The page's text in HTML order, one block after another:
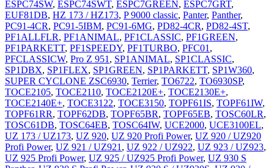
ESPC74SW, ESPC74SWT, ESPC7GREEN, ESPC7GRT,
EUF81DB, HZ 173 / HZ173, P 9000 classic, Panter, Panther,
PC91-4CR, PC91-5IBM, PC91-6MG, PD82-4CR, PD82-4ST,
PF1ALLFLR, PF1ANIMAL, PF1CLASSIC, PF1GREEN,
PF1PARKETT, PF1SPEEDY, PF1TURBO, PFC01 ,
PFCLASSICW, Pro Z 951 , SP1ANIMAL, SP1CLASSIC,
SP1DBX, SP1FLEX, SP1GREEN, SP1PARKETT, SP1W360,
SUPER CYCLONE ZSC6930, Terrier, TO6722, TO6930SP,
TOCE2105, TOCE2110, TOCE2120E+, TOCE2130E+,
TOCE2140E+, TOCE3122, TOCE3150, TOPF61IS, TOPF61IW,
TOPF61RR, TOPF62DB, TOPF65BR, TOPF65EB, TOSC60LR,
TOSC61DB, TOSC64EB, TOSC64IW, UCE2000, UCE3100EL,
UZ 173 / UZ173, UZ 920, UZ 920 Profi Power, UZ 920 / UZ920
Profi Power, UZ 921 / UZ921 , UZ 922 / UZ922, UZ 923 / UZ923,
UZ 925 Profi Power, UZ 925 / UZ925 Profi Power, UZ 930 S